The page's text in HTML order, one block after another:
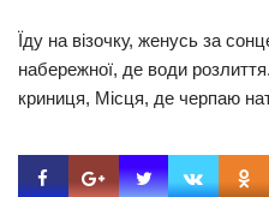
Їду на візочку, женусь за
набережної, де води
криниця, Місця, де черпаю